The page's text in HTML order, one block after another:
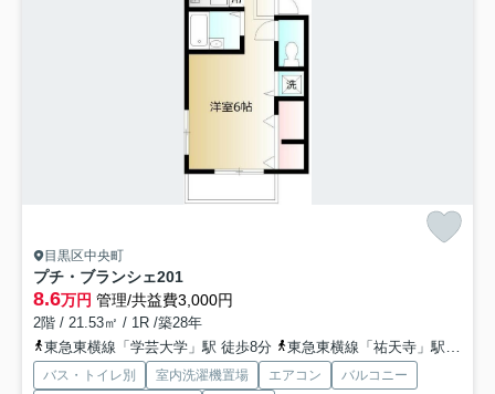
目黒区中央町
プチ・ブランシェ201
8.6万円 管理/共益費3,000円
2階 / 21.53㎡ / 1R /築28年
東急東横線「学芸大学」駅 徒歩8分
東急東横線「祐天寺」駅 徒歩12分
バス・トイレ別 室内洗濯機置場 エアコン
バルコニー